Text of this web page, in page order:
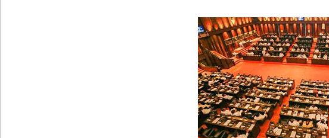
யாழ்.சிறைச்சாலையிலும் விசேட பாதுகாப்பு நடவடிக்கை!